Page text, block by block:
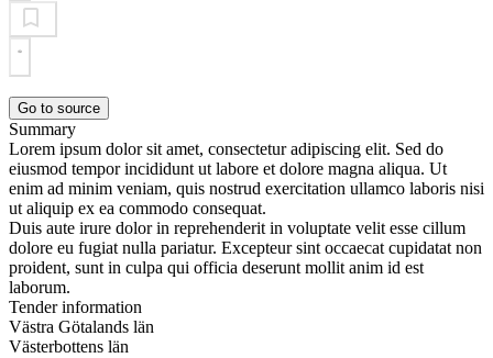
Go to source
Summary
Lorem ipsum dolor sit amet, consectetur adipiscing elit. Sed do
eiusmod tempor incididunt ut labore et dolore magna aliqua. Ut
enim ad minim veniam, quis nostrud exercitation ullamco laboris nisi
ut aliquip ex ea commodo consequat.
Duis aute irure dolor in reprehenderit in voluptate velit esse cillum
dolore eu fugiat nulla pariatur. Excepteur sint occaecat cupidatat non
proident, sunt in culpa qui officia deserunt mollit anim id est
laborum.
Tender information
Västra Götalands län
Västerbottens län